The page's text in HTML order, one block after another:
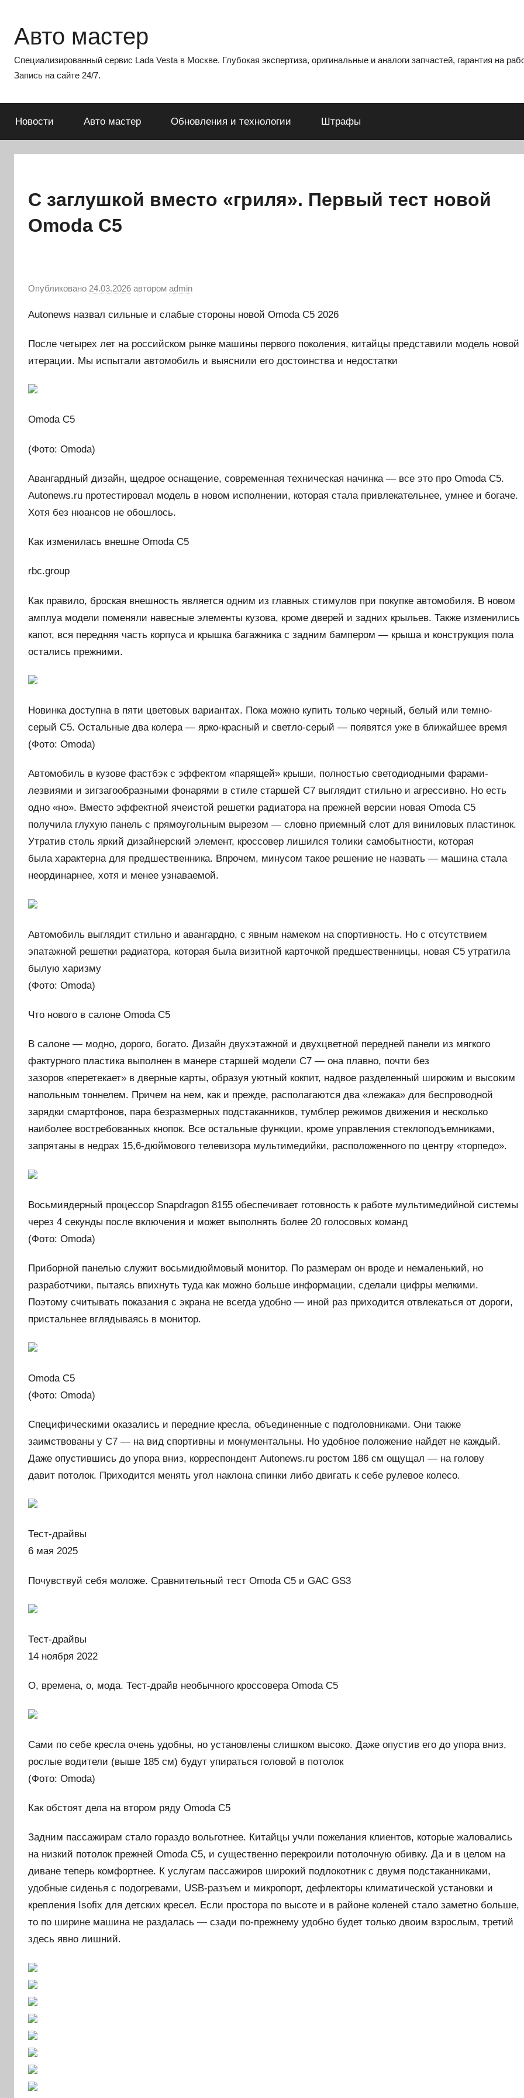
содержимому
Авто мастер
Специализированный сервис Lada Vesta в Москве. Глубокая экспертиза, оригинальные и аналоги запчастей, гарантия на
Запись на сайте 24/7.
Новости Авто мастер Обновления и технологии Штрафы
С заглушкой вместо «гриля». Первый тест новой
Omoda C5
Опубликовано 24.03.2026 автором admin
Autonews назвал сильные и слабые стороны новой Omoda C5 2026
После четырех лет на российском рынке машины первого поколения, китайцы представили модель новой
итерации. Мы испытали автомобиль и выяснили его достоинства и недостатки
Omoda C5
(Фото: Omoda)
Авангардный дизайн, щедрое оснащение, современная техническая начинка — все это про Omoda C5.
Autonews.ru протестировал модель в новом исполнении, которая стала привлекательнее, умнее и богаче.
Хотя без нюансов не обошлось.
Как изменилась внешне Omoda C5
rbc.group
Как правило, броская внешность является одним из главных стимулов при покупке автомобиля. В новом
амплуа модели поменяли навесные элементы кузова, кроме дверей и задних крыльев. Также изменились
капот, вся передняя часть корпуса и крышка багажника с задним бампером — крыша и конструкция пола
остались прежними.
Новинка доступна в пяти цветовых вариантах. Пока можно купить только черный, белый или темно-
серый С5. Остальные два колера — ярко-красный и светло-серый — появятся уже в ближайшее время
(Фото: Omoda)
Автомобиль в кузове фастбэк с эффектом «парящей» крыши, полностью светодиодными фарами-
лезвиями и зигзагообразными фонарями в стиле старшей С7 выглядит стильно и агрессивно. Но есть
одно «но». Вместо эффектной ячеистой решетки радиатора на прежней версии новая Omoda С5
получила глухую панель с прямоугольным вырезом — словно приемный слот для виниловых пластинок.
Утратив столь яркий дизайнерский элемент, кроссовер лишился толики самобытности, которая
была характерна для предшественника. Впрочем, минусом такое решение не назвать — машина стала
неординарнее, хотя и менее узнаваемой.
Автомобиль выглядит стильно и авангардно, с явным намеком на спортивность. Но с отсутствием
эпатажной решетки радиатора, которая была визитной карточкой предшественницы, новая С5 утратила
былую харизму
(Фото: Omoda)
Что нового в салоне Omoda C5
В салоне — модно, дорого, богато. Дизайн двухэтажной и двухцветной передней панели из мягкого
фактурного пластика выполнен в манере старшей модели С7 — она плавно, почти без
зазоров «перетекает» в дверные карты, образуя уютный кокпит, надвое разделенный широким и высоким
напольным тоннелем. Причем на нем, как и прежде, располагаются два «лежака» для беспроводной
зарядки смартфонов, пара безразмерных подстаканников, тумблер режимов движения и несколько
наиболее востребованных кнопок. Все остальные функции, кроме управления стеклоподъемниками,
запрятаны в недрах 15,6-дюймового телевизора мультимедийки, расположенного по центру «торпедо».
Восьмиядерный процессор Snapdragon 8155 обеспечивает готовность к работе мультимедийной системы
через 4 секунды после включения и может выполнять более 20 голосовых команд
(Фото: Omoda)
Приборной панелью служит восьмидюймовый монитор. По размерам он вроде и немаленький, но
разработчики, пытаясь впихнуть туда как можно больше информации, сделали цифры мелкими.
Поэтому считывать показания с экрана не всегда удобно — иной раз приходится отвлекаться от дороги,
пристальнее вглядываясь в монитор.
Omoda С5
(Фото: Omoda)
Специфическими оказались и передние кресла, объединенные с подголовниками. Они также
заимствованы у С7 — на вид спортивны и монументальны. Но удобное положение найдет не каждый.
Даже опустившись до упора вниз, корреспондент Autonews.ru ростом 186 см ощущал — на голову
давит потолок. Приходится менять угол наклона спинки либо двигать к себе рулевое колесо.
Тест-драйвы
6 мая 2025
Почувствуй себя моложе. Сравнительный тест Omoda C5 и GAC GS3
Тест-драйвы
14 ноября 2022
О, времена, о, мода. Тест-драйв необычного кроссовера Omoda C5
Сами по себе кресла очень удобны, но установлены слишком высоко. Даже опустив его до упора вниз,
рослые водители (выше 185 см) будут упираться головой в потолок
(Фото: Omoda)
Как обстоят дела на втором ряду Omoda C5
Задним пассажирам стало гораздо вольготнее. Китайцы учли пожелания клиентов, которые жаловались
на низкий потолок прежней Omoda C5, и существенно перекроили потолочную обивку. Да и в целом на
диване теперь комфортнее. К услугам пассажиров широкий подлокотник с двумя подстаканниками,
удобные сиденья с подогревами, USB-разъем и микропорт, дефлекторы климатической установки и
крепления Isofix для детских кресел. Если простора по высоте и в районе коленей стало заметно больше,
то по ширине машина не раздалась — сзади по-прежнему удобно будет только двоим взрослым, третий
здесь явно лишний.